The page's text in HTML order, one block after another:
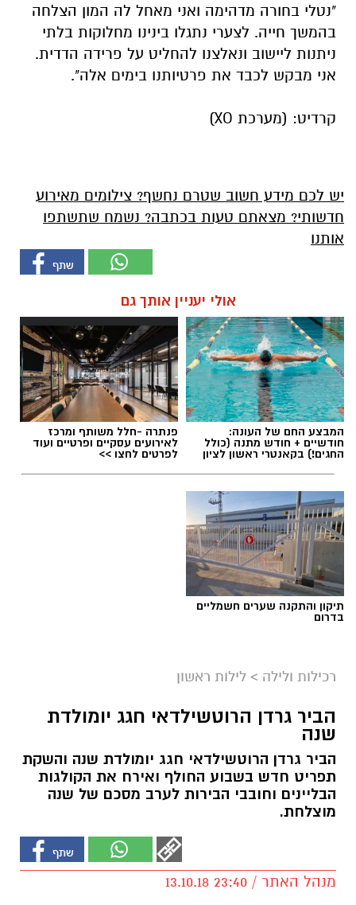
"נטלי בחורה מדהימה ואני מאחל לה המון הצלחה
בהמשך חייה. לצערי נתגלו בינינו מחלוקות בלתי
ניתנות ליישוב ונאלצנו להחליט על פרידה הדדית.
אני מבקש לכבד את פרטיותנו בימים אלה".
קרדיט: (מערכת XO)
יש לכם מידע חשוב שטרם נחשף? צילומים מאירוע
חדשותי? מצאתם טעות בכתבה? נשמח שתשתפו
אותנו
אולי יעניין אותך גם
המבצע החם של העונה:
חודשיים + חודש מתנה (כולל
החגים!) בקאנטרי ראשון לציון
פנתרה -חלל משותף ומרכז
לאירועים עסקיים ופרטיים ועוד
לפרטים לחצו >>
תיקון והתקנה שערים חשמליים
בדרום
רכילות ולילה > לילות ראשון
הביר גרדן הרוטשילדאי חגג יומולדת
שנה
הביר גרדן הרוטשילדאי חגג יומולדת שנה והשקת
תפריט חדש בשבוע החולף ואירח את הקולגות
הבליינים וחובבי הבירות לערב מסכם של שנה
מוצלחת.
מנהל האתר / 23:40 13.10.18